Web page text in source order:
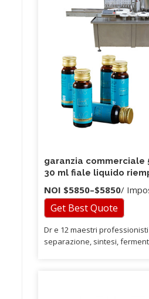
garanzia commerciale
30 ml fiale liquido
riempitrice / riempitrice
NOI $5850–$5850/
Get Best Quote
Dr e 12 maestri
separazione, sintesi,